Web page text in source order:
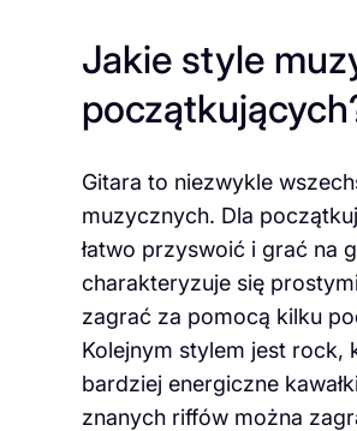
Jakie style
Gitara to niezwykle
muzycznych. Dla
łatwo przyswoić i grać na
charakteryzuje się
zagrać za pomocą kilku
Kolejnym stylem jest
bardziej energiczne
znanych riffów można